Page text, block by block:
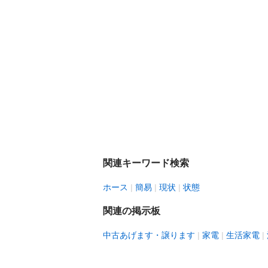
関連キーワード検索
ホース 簡易 現状 状態
関連の掲示板
中古あげます・譲ります 家電 生活家電